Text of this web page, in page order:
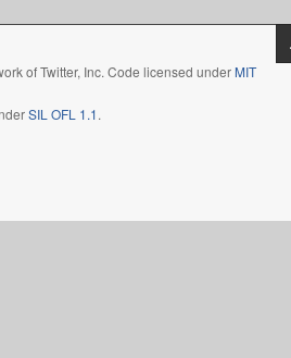
of Twitter, Inc. Code licensed under MIT
SIL OFL 1.1.